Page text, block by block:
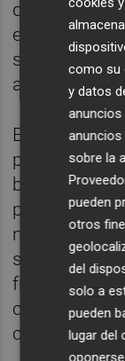
defensivo,
estuvieron
supieron
abierta.
El partido,
provechoso
buena
primera
ningún
sirvió para
franjiverdes
cuarenta
competitivo.
como su
y datos
sobre la
pueden
otros
del
solo a
pueden
lugar del